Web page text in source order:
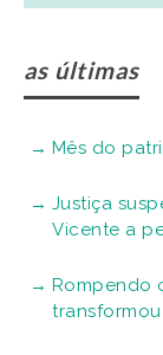
as últimas
Mês do
Justiça
Vicente a
Rompendo